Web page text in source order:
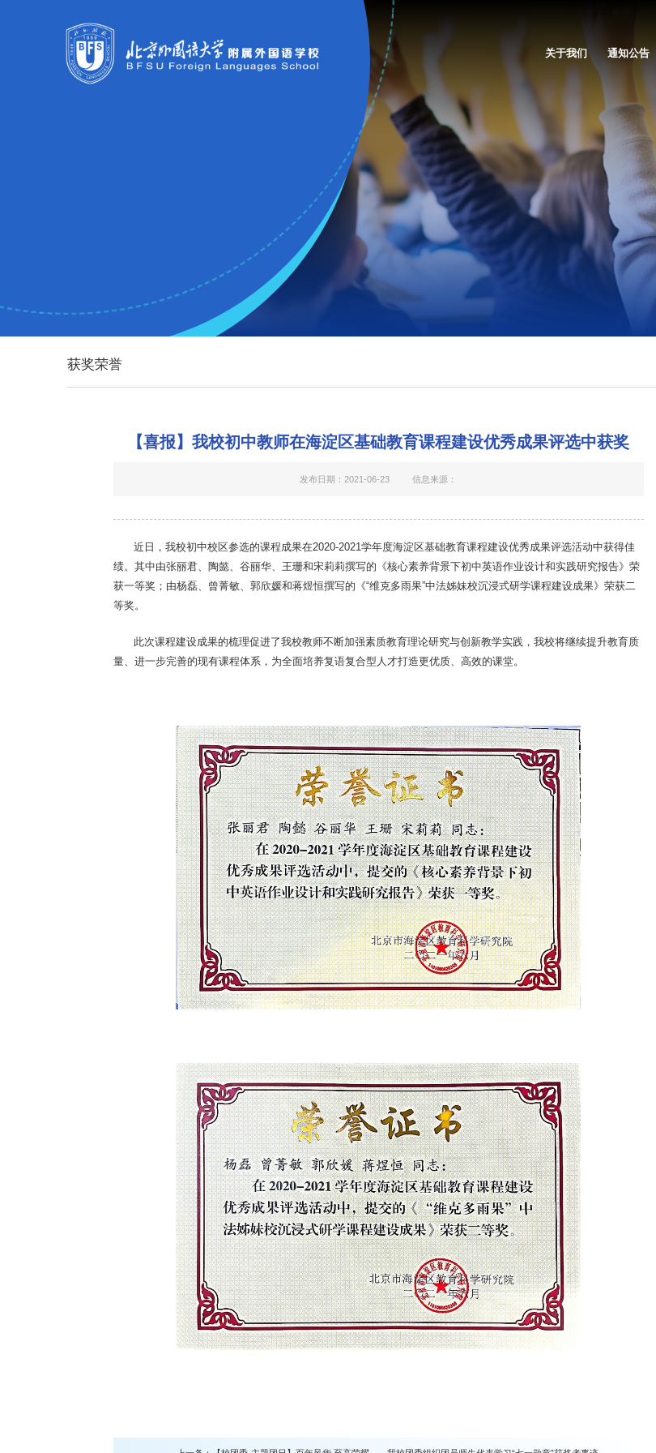
关于我们 通知公告
获奖荣誉
【喜报】我校初中教师在海淀区基础教育课程建设优秀成果评选中获奖
发布日期：2021-06-23 信息来源：
近日，我校初中校区参选的课程成果在2020-2021学年度海淀区基础教育课程建设优秀成果评选活动中获得佳
绩。其中由张丽君、陶懿、谷丽华、王珊和宋莉莉撰写的《核心素养背景下初中英语作业设计和实践研究报告》荣
获一等奖；由杨磊、曾菁敏、郭欣媛和蒋煜恒撰写的《“维克多雨果”中法姊妹校沉浸式研学课程建设成果》荣获二
等奖。
此次课程建设成果的梳理促进了我校教师不断加强素质教育理论研究与创新教学实践，我校将继续提升教育质
量、进一步完善的现有课程体系，为全面培养复语复合型人才打造更优质、高效的课堂。